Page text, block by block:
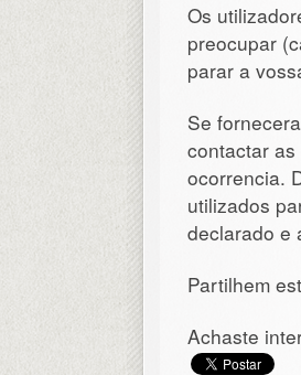
Os
preocupar
parar a
Se
contactar
ocorrencia.
utilizados
declarado e
Partilhem
Achaste